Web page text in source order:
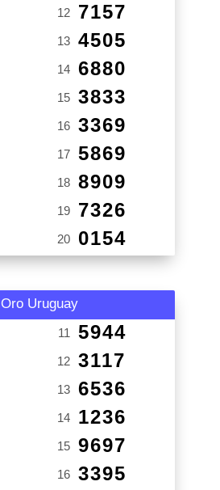
12 7157
13 4505
14 6880
15 3833
16 3369
17 5869
18 8909
19 7326
20 0154
Oro Uruguay
11 5944
12 3117
13 6536
14 1236
15 9697
16 3395